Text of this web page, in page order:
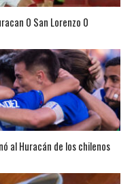
0 San Lorenzo 0
al Huracán de los chilenos